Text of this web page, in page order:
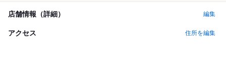
店舗情報（詳細） 編集
アクセス 住所を編集